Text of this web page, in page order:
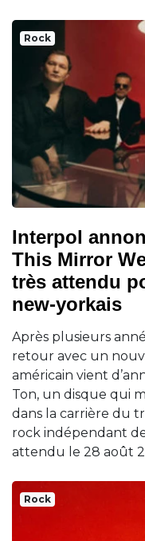
Rock
Interpol
This Mirror
très attendu
new-yorkais
Après plusieurs
retour avec un
américain vient
Ton, un disque qui
dans la carrière du
rock indépendant
attendu le 28 août
Rock